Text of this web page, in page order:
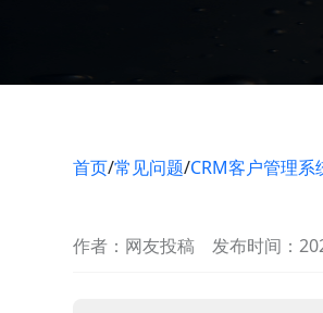
首页/常见问题/CRM客户管理系
作者：网友投稿 发布时间：